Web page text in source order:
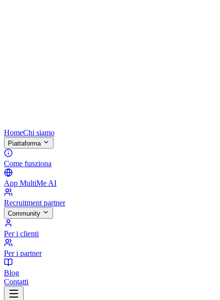
HomeChi siamo
Piattaforma
Come funziona
App MultiMe AI
Recruitment partner
Community
Per i clienti
Per i partner
Blog
Contatti